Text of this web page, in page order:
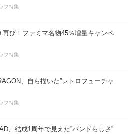
プ特集
再び！ファミマ名物45％増量キャンペ
プ特集
、自ら描いた”レトロフューチャ
プ特集
、結成1周年で見えた”バンドらしさ”